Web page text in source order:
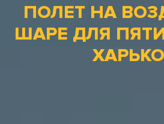
ПОЛЕТ НА
ШАРЕ ДЛЯ